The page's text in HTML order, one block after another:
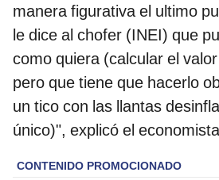
manera figurativa el ultimo
le dice al chofer (INEI) que
como quiera (calcular el
pero que tiene que hacerlo
un tico con las llantas
único)", explicó el